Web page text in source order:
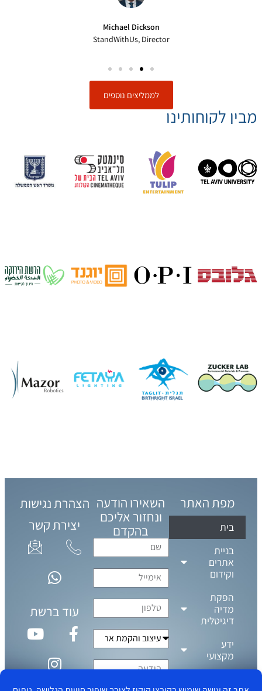
לממליצים נוספים
מבין לקוחותינו
מפת האתר
בית
בניית
אתרים
וקידום
הפקת
מדיה
דיגיטלית
ידע
מקצועי
השאירו הודעה
ונחזור אליכם
בהקדם
הצהרת נגישות
יצירת קשר
עוד ברשת